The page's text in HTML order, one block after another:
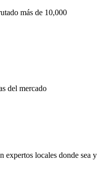
más de 10,000
del mercado
expertos locales donde sea y